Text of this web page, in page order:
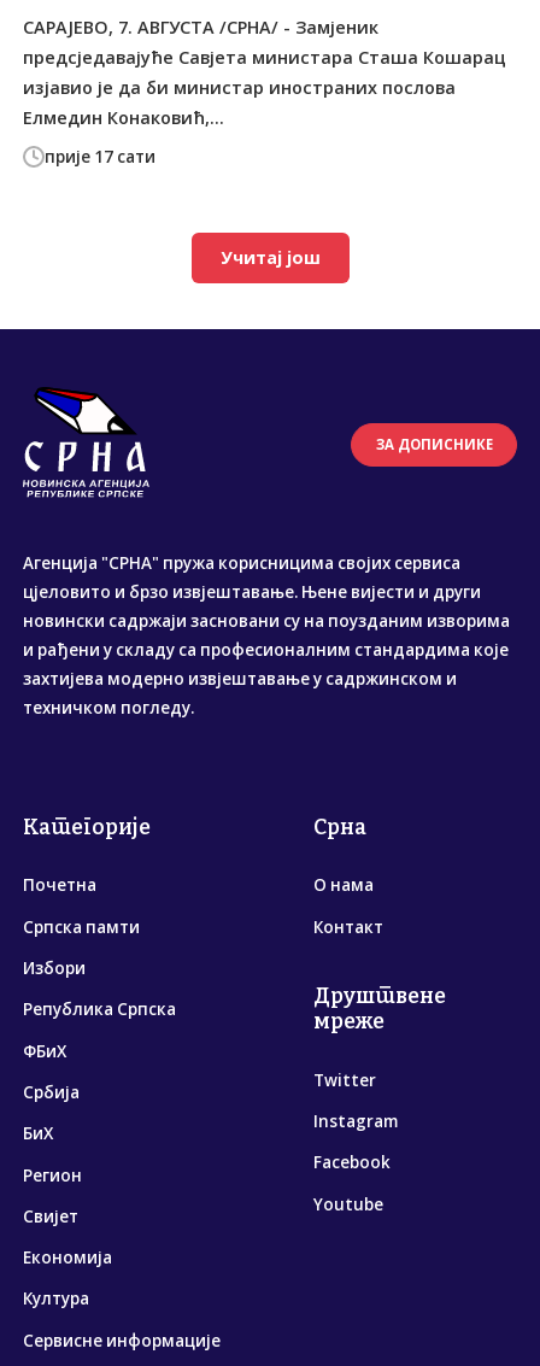
прије 17 сати
САРАЈЕВО, 7. АВГУСТА /СРНА/ - Замјеник
предсједавајуће Савјета министара Сташа Кошарац
изјавио је да би министар иностраних послова
Елмедин Конаковић,...
Учитај још
ЗА ДОПИСНИКЕ
Агенција "СРНА" пружа корисницима својих сервиса
цјеловито и брзо извјештавање. Њене вијести и други
новински садржаји засновани су на поузданим изворима
и рађени у складу са професионалним стандардима које
захтијева модерно извјештавање у садржинском и
техничком погледу.
Категорије
Почетна
Српска памти
Избори
Република Српска
ФБиХ
Србија
БиХ
Регион
Свијет
Економија
Култура
Сервисне информације
Срна
О нама
Контакт
Друштвене
мреже
Twitter
Instagram
Facebook
Youtube